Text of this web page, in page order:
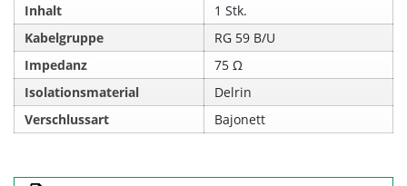
Inhalt
1 Stk.
Kabelgruppe
RG 59 B/U
Impedanz
75 Ω
Isolationsmaterial
Delrin
Verschlussart
Bajonett